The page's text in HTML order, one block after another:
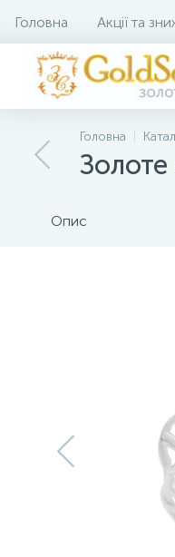
Головна Акції та
Головна
Золоте
Опис